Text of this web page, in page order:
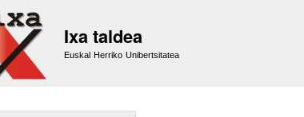
Ixa taldea
Euskal Herriko Unibertsitatea